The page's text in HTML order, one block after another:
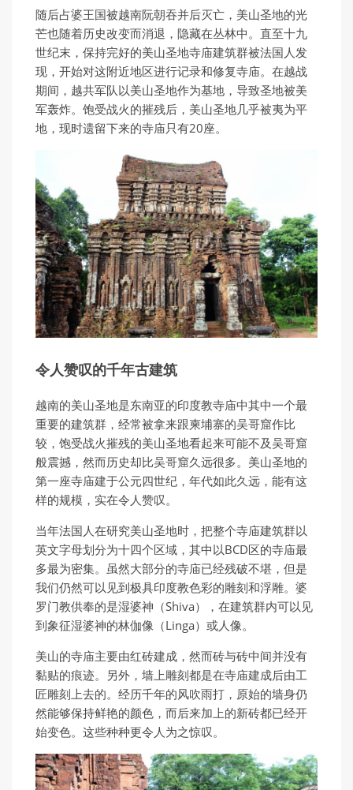
随后占婆王国被越南阮朝吞并后灭亡，美山圣地的光
芒也随着历史改变而消退，隐藏在丛林中。直至十九
世纪末，保持完好的美山圣地寺庙建筑群被法国人发
现，开始对这附近地区进行记录和修复寺庙。在越战
期间，越共军队以美山圣地作为基地，导致圣地被美
军轰炸。饱受战火的摧残后，美山圣地几乎被夷为平
地，现时遗留下来的寺庙只有20座。
令人赞叹的千年古建筑
越南的美山圣地是东南亚的印度教寺庙中其中一个最
重要的建筑群，经常被拿来跟柬埔寨的吴哥窟作比
较，饱受战火摧残的美山圣地看起来可能不及吴哥窟
般震撼，然而历史却比吴哥窟久远很多。美山圣地的
第一座寺庙建于公元四世纪，年代如此久远，能有这
样的规模，实在令人赞叹。
当年法国人在研究美山圣地时，把整个寺庙建筑群以
英文字母划分为十四个区域，其中以BCD区的寺庙最
多最为密集。虽然大部分的寺庙已经残破不堪，但是
我们仍然可以见到极具印度教色彩的雕刻和浮雕。婆
罗门教供奉的是湿婆神（Shiva），在建筑群内可以见
到象征湿婆神的林伽像（Linga）或人像。
美山的寺庙主要由红砖建成，然而砖与砖中间并没有
黏贴的痕迹。另外，墙上雕刻都是在寺庙建成后由工
匠雕刻上去的。经历千年的风吹雨打，原始的墙身仍
然能够保持鲜艳的颜色，而后来加上的新砖都已经开
始变色。这些种种更令人为之惊叹。